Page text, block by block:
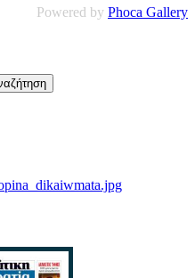
Powered by Phoca Gallery